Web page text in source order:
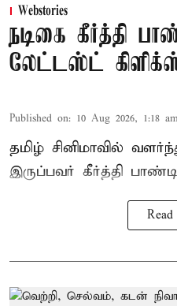
Webstories
நடிகை கீர்த்தி
லேட்டஸ்ட்
Published on: 10 Aug 2026, 1:18
தமிழ் சினிமாவில்
இருப்பவர் கீர்த்தி